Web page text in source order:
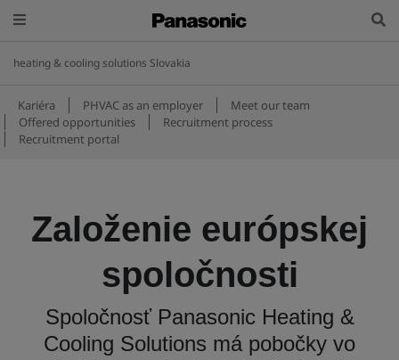
heating & cooling solutions Slovakia
Kariéra PHVAC as an employer
Meet our team
Offered opportunities
Recruitment process
Recruitment portal
Založenie európskej
spoločnosti
Spoločnosť Panasonic Heating &
Cooling Solutions má pobočky vo